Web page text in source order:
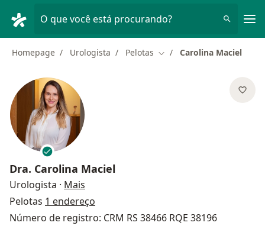
O que você está procurando?
Homepage Urologista Pelotas Mudar de cidade
Carolina Maciel
Dra. Carolina Maciel
Urologista · Mais
Pelotas 1 endereço
Número de registro: CRM RS 38466 RQE 38196